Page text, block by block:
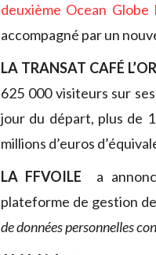
deuxième Ocean Globe
accompagné par un
LA TRANSAT CAFÉ L’OR
625 000 visiteurs sur
jour du départ, plus de
millions d’euros
LA FFVOILE
a
plateforme de gestion
de données personnelles